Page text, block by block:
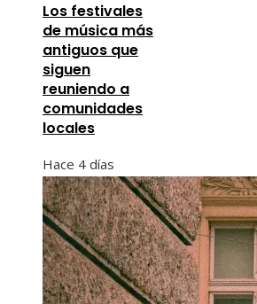
Los festivales
de música más
antiguos que
siguen
reuniendo a
comunidades
locales
Hace 4 días